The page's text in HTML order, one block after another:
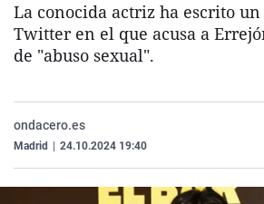
La conocida actriz ha escrito
Twitter en el que acusa a
de "abuso sexual".
ondacero.es
Madrid 24.10.2024 19:40